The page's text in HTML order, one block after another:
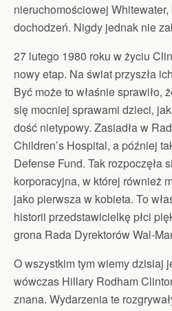
nieruchomościowej
dochodzeń. Nigdy jednak nie
27 lutego 1980 roku w życiu
nowy etap. Na świat przyszła
Być może to właśnie sprawiło,
się mocniej sprawami dzieci,
dość nietypowy. Zasiadła w
Children’s Hospital, a później
Defense Fund. Tak rozpoczęła
korporacyjna, w której również
jako pierwsza w kobieta. To
historii przedstawicielkę płci
grona Rada Dyrektorów Wal-
O wszystkim tym wiemy dzisiaj
wówczas Hillary Rodham
znana. Wydarzenia te